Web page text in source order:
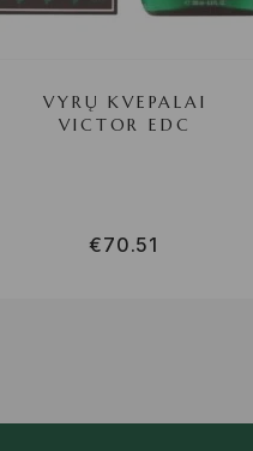
VYRŲ KVEPALAI
VICTOR EDC
€70.51